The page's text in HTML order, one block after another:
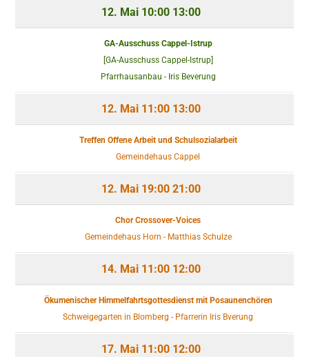
12. Mai 10:00 13:00
GA-Ausschuss Cappel-Istrup
[GA-Ausschuss Cappel-Istrup]
Pfarrhausanbau - Iris Beverung
12. Mai 11:00 13:00
Treffen Offene Arbeit und Schulsozialarbeit
Gemeindehaus Cappel
12. Mai 19:00 21:00
Chor Crossover-Voices
Gemeindehaus Horn - Matthias Schulze
14. Mai 11:00 12:00
Ökumenischer Himmelfahrtsgottesdienst mit Posaunenchören
Schweigegarten in Blomberg - Pfarrerin Iris Bverung
17. Mai 11:00 12:00